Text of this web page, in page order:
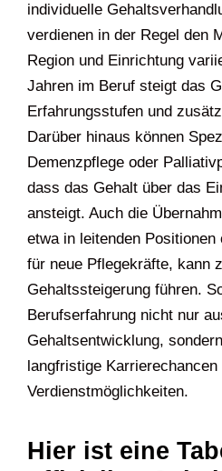
individuelle
verdienen in der Regel den
Region und Einrichtung
Jahren im Beruf steigt das
Erfahrungsstufen und
Darüber hinaus können
Demenzpflege oder
dass das Gehalt über das
ansteigt. Auch die
etwa in leitenden
für neue Pflegekräfte, kann
Gehaltssteigerung führen.
Berufserfahrung nicht nur
Gehaltsentwicklung,
langfristige Karrierechancen
Verdienstmöglichkeiten.
Hier ist eine